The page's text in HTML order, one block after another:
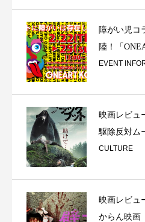
障がい児コ
陸！「
EVENT
映画レビュ
駆除反対ム
CULTURE
映画レビュ
からん映画